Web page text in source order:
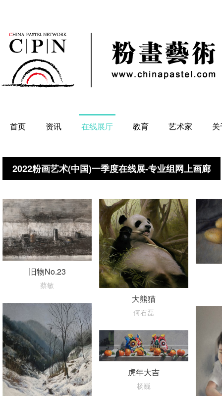
首页 资讯 在线展厅 教育 艺术家
2022粉画艺术(中国)一季度在线展-专业组网上画廊
旧物No.23
蔡敏
大熊猫
何石磊
虎年大吉
杨巍